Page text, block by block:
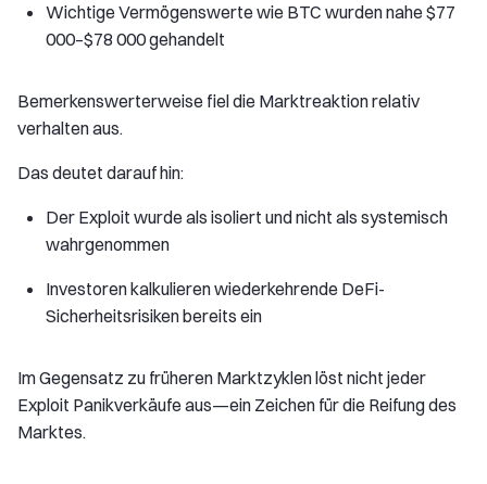
Wichtige Vermögenswerte wie BTC wurden nahe $77
000–$78 000 gehandelt
Bemerkenswerterweise fiel die Marktreaktion relativ
verhalten aus.
Das deutet darauf hin:
Der Exploit wurde als isoliert und nicht als systemisch
wahrgenommen
Investoren kalkulieren wiederkehrende DeFi-
Sicherheitsrisiken bereits ein
Im Gegensatz zu früheren Marktzyklen löst nicht jeder
Exploit Panikverkäufe aus—ein Zeichen für die Reifung des
Marktes.